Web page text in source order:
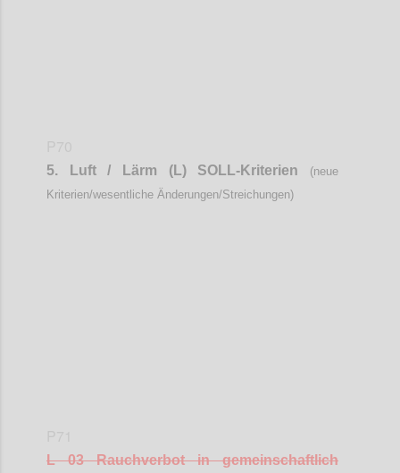
5. Luft / Lärm (L) SOLL-Kriterien
(neue
Kriterien/wesentliche Änderungen/Streichungen)
L 03 Rauchverbot in gemeinschaftlich